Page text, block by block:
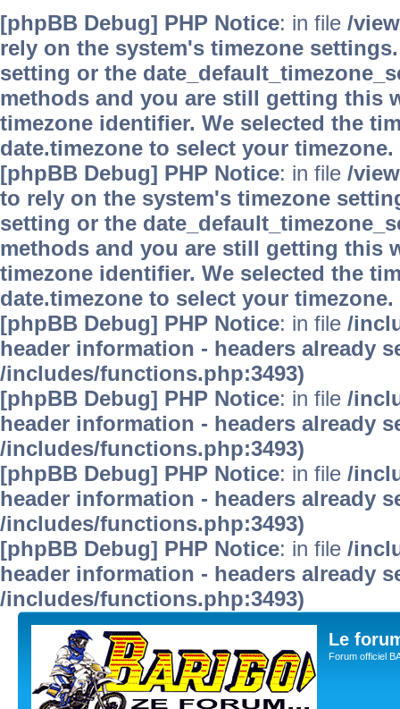
[phpBB Debug] PHP Notice: in file /
rely on the system's timezone
setting or the
methods and you are still getting this
timezone identifier. We selected the
date.timezone to select your timezone.
[phpBB Debug] PHP Notice: in file /
to rely on the system's timezone
setting or the
methods and you are still getting this
timezone identifier. We selected the
date.timezone to select your timezone.
[phpBB Debug] PHP Notice: in file /
header information - headers already
/includes/functions.php:3493)
[phpBB Debug] PHP Notice: in file /
header information - headers already
/includes/functions.php:3493)
[phpBB Debug] PHP Notice: in file /
header information - headers already
/includes/functions.php:3493)
[phpBB Debug] PHP Notice: in file /
header information - headers already
/includes/functions.php:3493)
Le
Forum officiel